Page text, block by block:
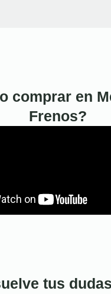
comprar en
Frenos?
tus